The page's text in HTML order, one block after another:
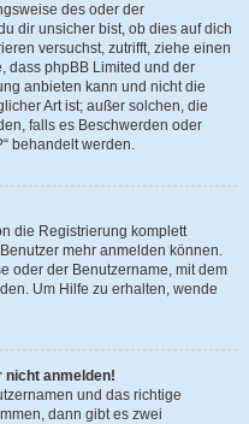
des oder der
dir unsicher bist, ob dies auf dich
versuchst, zutrifft, ziehe einen
dass phpBB Limited und der
anbieten kann und nicht die
Art ist; außer solchen, die
falls es Beschwerden oder
behandelt werden.
die Registrierung komplett
mehr anmelden können.
oder der Benutzername, mit dem
Um Hilfe zu erhalten, wende
nicht anmelden!
und das richtige
dann gibt es zwei